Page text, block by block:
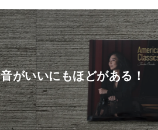
音がいいにもほどがある！